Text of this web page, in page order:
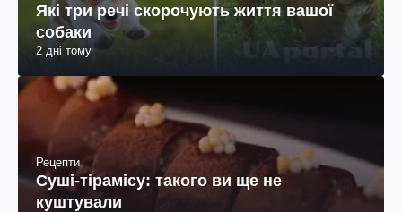
Які три речі скорочують життя вашої
собаки
2 дні тому
Рецепти
Суші-тірамісу: такого ви ще не
куштували